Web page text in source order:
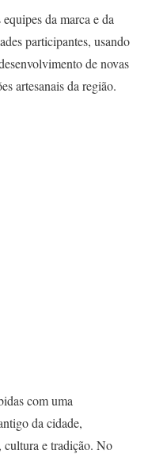
da marca e da
participantes, usando
de novas
artesanais da região.
com uma
da cidade,
cultura e tradição. No